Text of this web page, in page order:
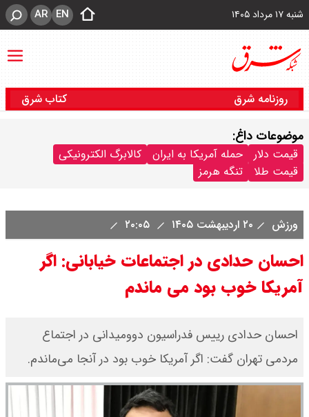
شنبه ۱۷ مرداد ۱۴۰۵ EN
AR
روزنامه شرق کتاب شرق
موضوعات داغ:
قیمت دلار حمله آمریکا به ایران
کالابرگ الکترونیکی
قیمت طلا
تنگه هرمز
ورزش ۲۰ اردیبهشت ۱۴۰۵
احسان حدادی در اجتماعات خیابانی: اگر
آمریکا خوب بود می ماندم
احسان حدادی رییس فدراسیون دوومیدانی در اجتماع
مردمی تهران گفت: اگر آمریکا خوب بود در آنجا می‌ماندم.